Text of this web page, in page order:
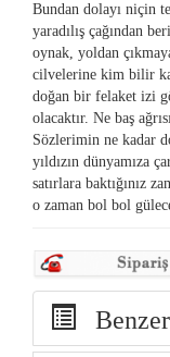
Bundan dolayı niçin
yaradılış çağından
oynak, yoldan
cilvelerine kim bilir
doğan bir felaket izi
olacaktır. Ne baş
Sözlerimin ne kadar
yıldızın dünyamıza
satırlara baktığınız
o zaman bol bol